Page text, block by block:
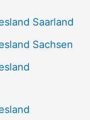
Saarland
Sachsen